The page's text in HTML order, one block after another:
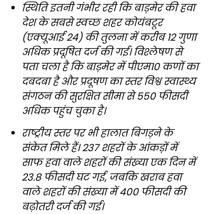
स्थिति इतनी गंभीर रही कि बाड़मेर की हवा
देश के सबसे स्वच्छ शहर कोयंबटूर
(एक्यूआई 24) की तुलना में करीब 12 गुणा
अधिक प्रदूषित दर्ज की गई। विश्लेषण से
पता चला है कि बाड़मेर में पीएम10 कणों का
दबदबा है और प्रदूषण का स्तर विश्व स्वास्थ्य
संगठन की सुरक्षित सीमा से 550 फीसदी
अधिक पहुंच चुका है।
राष्ट्रीय स्तर पर भी हालात बिगड़ने के
संकेत मिले हैं। 237 शहरों के आंकड़ों में
साफ हवा वाले शहरों की संख्या एक दिन में
23.8 फीसदी घट गई, जबकि खराब हवा
वाले शहरों की संख्या में 400 फीसदी की
बढ़ोतरी दर्ज की गई।